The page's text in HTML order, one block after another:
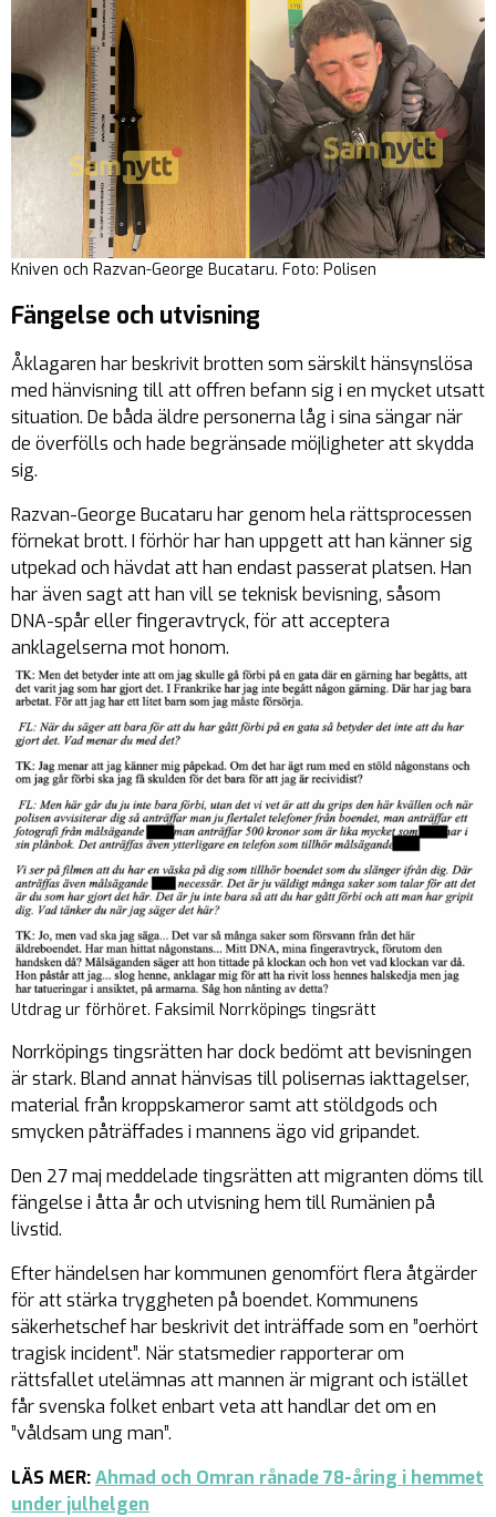
Kniven och Razvan-George Bucataru. Foto: Polisen
Fängelse och utvisning
Åklagaren har beskrivit brotten som särskilt hänsynslösa
med hänvisning till att offren befann sig i en mycket utsatt
situation. De båda äldre personerna låg i sina sängar när
de överfölls och hade begränsade möjligheter att skydda
sig.
Razvan-George Bucataru har genom hela rättsprocessen
förnekat brott. I förhör har han uppgett att han känner sig
utpekad och hävdat att han endast passerat platsen. Han
har även sagt att han vill se teknisk bevisning, såsom
DNA-spår eller fingeravtryck, för att acceptera
anklagelserna mot honom.
Utdrag ur förhöret. Faksimil Norrköpings tingsrätt
Norrköpings tingsrätten har dock bedömt att bevisningen
är stark. Bland annat hänvisas till polisernas iakttagelser,
material från kroppskameror samt att stöldgods och
smycken påträffades i mannens ägo vid gripandet.
Den 27 maj meddelade tingsrätten att migranten döms till
fängelse i åtta år och utvisning hem till Rumänien på
livstid.
Efter händelsen har kommunen genomfört flera åtgärder
för att stärka tryggheten på boendet. Kommunens
säkerhetschef har beskrivit det inträffade som en ”oerhört
tragisk incident”. När statsmedier rapporterar om
rättsfallet utelämnas att mannen är migrant och istället
får svenska folket enbart veta att handlar det om en
”våldsam ung man”.
LÄS MER:Ahmad och Omran rånade 78-åring i hemmet
under julhelgen